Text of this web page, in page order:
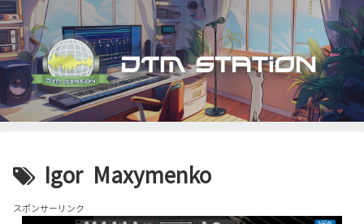
Igor Maxymenko
スポンサーリンク